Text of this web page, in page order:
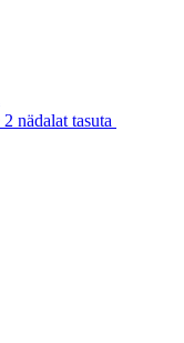
nädalat tasuta